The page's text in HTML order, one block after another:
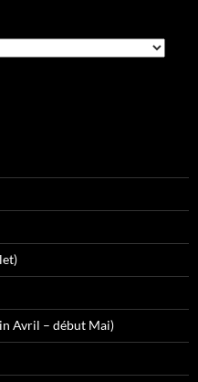
Avril – début Mai)